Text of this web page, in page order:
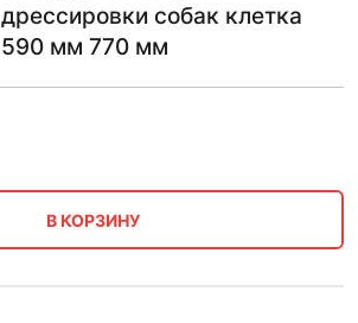
дрессировки собак клетка
590 мм 770 мм
В КОРЗИНУ